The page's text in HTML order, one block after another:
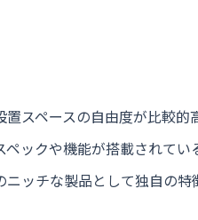
置スペースの自由度が比較的
ペックや機能が搭載されてい
ニッチな製品として独自の特